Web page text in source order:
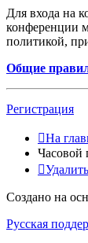
Для входа на
конференции
политикой,
Общие
Регистрация
На
Часовой
Создано на
Русская